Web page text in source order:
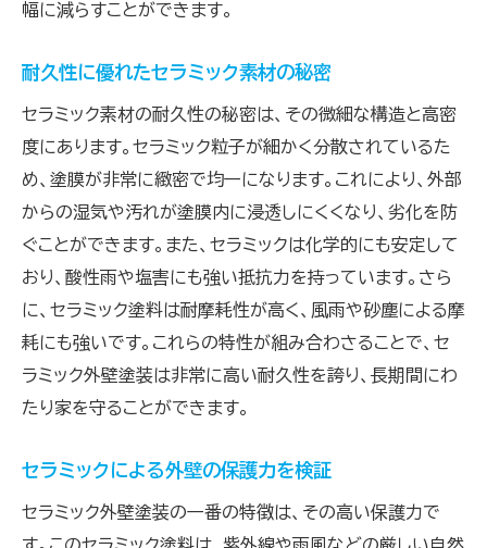
長期間の美しさを保つためのケア方法
プロフェッショナルによるセラミック塗装の技
外壁の美しさを保つための定期点検
紫外線や雨風に強いセラミック外壁塗装を解説
紫外線耐性の高いセラミックの秘密
雨風から家を守るセラミック外壁塗装
セラミック外壁塗装の耐候性を実証
極端な気候条件に強いセラミック塗装
紫外線や雨風への耐久テスト結果
セラミック外壁塗装の長期間の耐久性を知る
過去の実績が示すセラミックの耐久性
幅に減らすことができます。
耐久性に優れたセラミック素材の秘密
セラミック素材の耐久性の秘密は、その微細な構造と高密
度にあります。セラミック粒子が細かく分散されているた
め、塗膜が非常に緻密で均一になります。これにより、外部
からの湿気や汚れが塗膜内に浸透しにくくなり、劣化を防
ぐことができます。また、セラミックは化学的にも安定して
おり、酸性雨や塩害にも強い抵抗力を持っています。さら
に、セラミック塗料は耐摩耗性が高く、風雨や砂塵による摩
耗にも強いです。これらの特性が組み合わさることで、セ
ラミック外壁塗装は非常に高い耐久性を誇り、長期間にわ
たり家を守ることができます。
セラミックによる外壁の保護力を検証
セラミック外壁塗装の一番の特徴は、その高い保護力で